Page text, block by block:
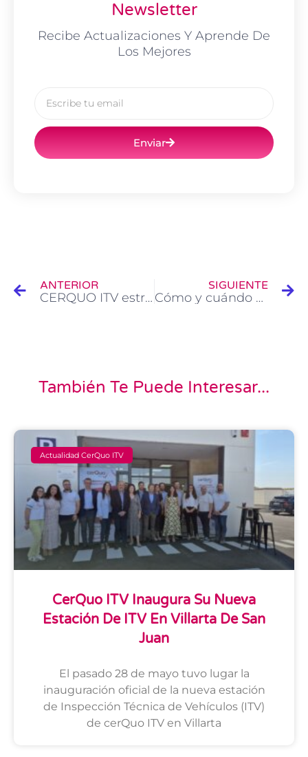
Newsletter
Recibe Actualizaciones Y Aprende De
Los Mejores
Enviar
ANTERIOR
CERQUO ITV estrena su nuevo centro de ITV en Olías del Rey ¡Ahora más cerca de ti!
SIGUIENTE
Cómo y cuándo usar la nueva señal V-16
También Te Puede Interesar...
Actualidad CerQuo ITV
CerQuo ITV Inaugura Su Nueva
Estación De ITV En Villarta De San
Juan
El pasado 28 de mayo tuvo lugar la
inauguración oficial de la nueva estación
de Inspección Técnica de Vehículos (ITV)
de cerQuo ITV en Villarta